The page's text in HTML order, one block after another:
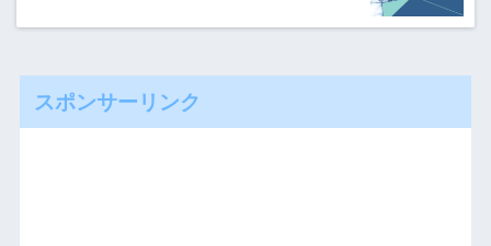
スポンサーリンク